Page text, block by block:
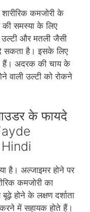
कमजोरी के
की समस्‍या के लिए
और मतली जैसी
सकता है। इसके लिए
अदरक की चाय के
वाली उल्‍टी को रोकने
के फायदे
है। अल्‍जाइमर होने पर
कमजोरी का
होने के लक्षण दर्शाता
में सहायक होते हैं।